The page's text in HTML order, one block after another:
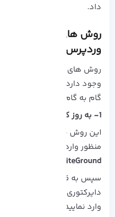
داد.
روش های افزایش مقدار
وردپرس
روش های متفاوتی برای حداکثر
وجود دارد که بیشتر شامل
گام به گام با نحوه اعمال
1- به روز کردن فایل htaccess
این روش با ویرایش فایل
منظور وارد کنترل پنل
SiteGround
سپس به قسمت
دایرکتوری ریشه سایت خود
وارد نمایید.